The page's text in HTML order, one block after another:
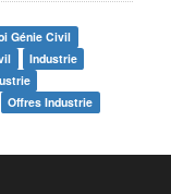
Génie Civil
Industrie
Offres Industrie